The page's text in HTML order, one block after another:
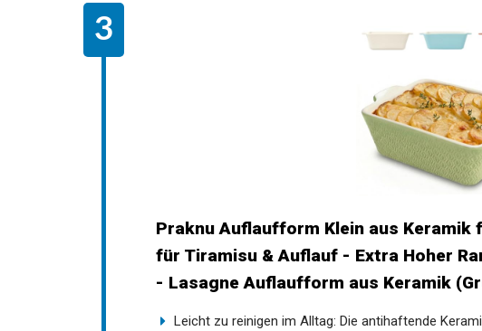
Praknu Auflaufform Klein aus
für Tiramisu & Auflauf - Extra Hoher
- Lasagne Auflaufform aus Keramik
Leicht zu reinigen im Alltag: Die antihaftende